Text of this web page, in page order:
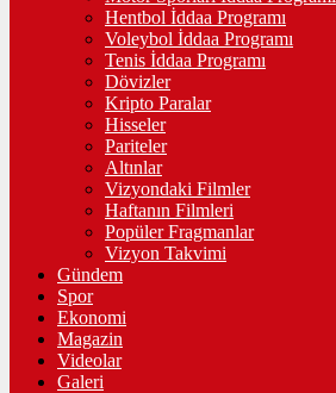
Hentbol İddaa Programı
Voleybol İddaa Programı
Tenis İddaa Programı
Dövizler
Kripto Paralar
Hisseler
Pariteler
Altınlar
Vizyondaki Filmler
Haftanın Filmleri
Popüler Fragmanlar
Vizyon Takvimi
Gündem
Spor
Ekonomi
Magazin
Videolar
Galeri